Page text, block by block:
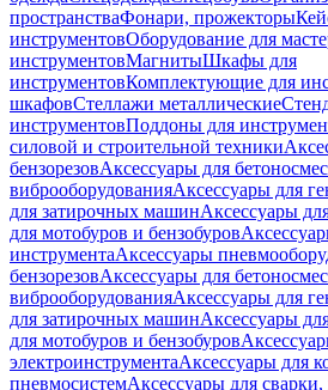
пространстваФонари, прожекторы
инструментовОборудование для
инструментовМагнитыШкафы для
инструментовКомплектующие для
шкафовСтеллажи металлические
инструментовПоддоны для
силовой и строительной техники
бензорезовАксессуары для
виброоборудованияАксессуары для
для затирочных машинАксессуары
для мотобуров и бензобуров
инструментаАксессуары
бензорезовАксессуары для
виброоборудованияАксессуары для
для затирочных машинАксессуары
для мотобуров и бензобуров
электроинструментаАксессуары для
пневмосистемАксессуары для